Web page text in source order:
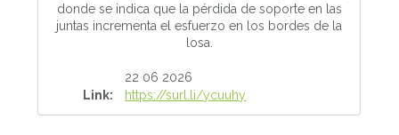
donde se indica que la pérdida de soporte en las
juntas incrementa el esfuerzo en los bordes de la
losa.
22 06 2026
Link:
https://surl.li/ycuuhy